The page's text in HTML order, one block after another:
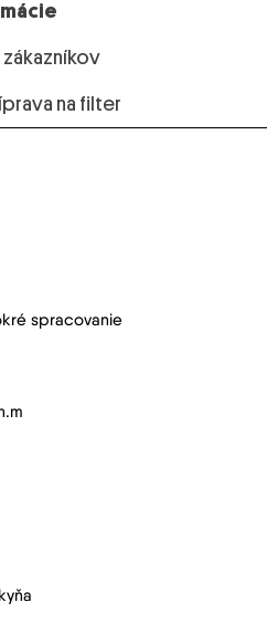
zákazníkov
na filter
spracovanie